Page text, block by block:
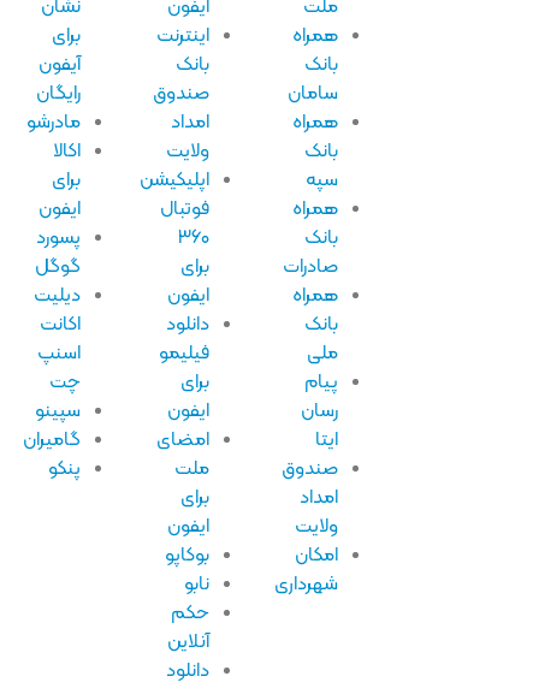
همراه
سامان
همراه
همراه
صادرات
همراه
پیام
رسان
صندوق
امداد
ولایت
امکان
شهرداری
ایفون
اینترنت
صندوق
امداد
ولایت
اپلیکیشن
فوتبال
ایفون
دانلود
فیلیمو
ایفون
امضای
ایفون
بوکاپو
نابو
حکم
آنلاین
دانلود
نشان
آیفون
رایگان
مادرشو
اکالا
ایفون
پسورد
گوگل
دیلیت
اکانت
اسنپ
سپینو
گامیران
پنکو